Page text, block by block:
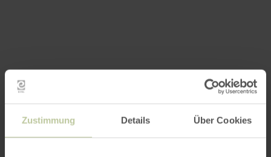
Zustimmung Details Über Cookies
Plus
d'informations